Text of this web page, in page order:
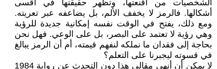
الشخصيات من أقنعتها، وتظهر حقيقتها في أقسى
أشكالها. فالرمز لا يخفف الألم، بل يضاعفه عبر تعريته.
ومع ذلك، يفتح في الوقت نفسه إمكانية جديدة للرؤية
وهي رؤية لا تعتمد على البصر، بل على الوعي. فهل نحن
بحاجة إلى فقدان ما نملكه لنفهم قيمته، أم أن الرمز يبالغ
في قسوته ليجبرنا على التعلم؟
لا يمكن أن أنهي مقالي هذا دون التحدث عن رواية 1984